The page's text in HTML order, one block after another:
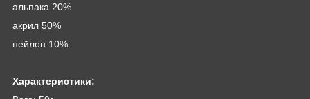
альпака 20%
акрил 50%
нейлон 10%
Характеристики: